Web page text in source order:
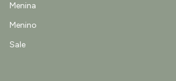
Menina
Menino
Sale